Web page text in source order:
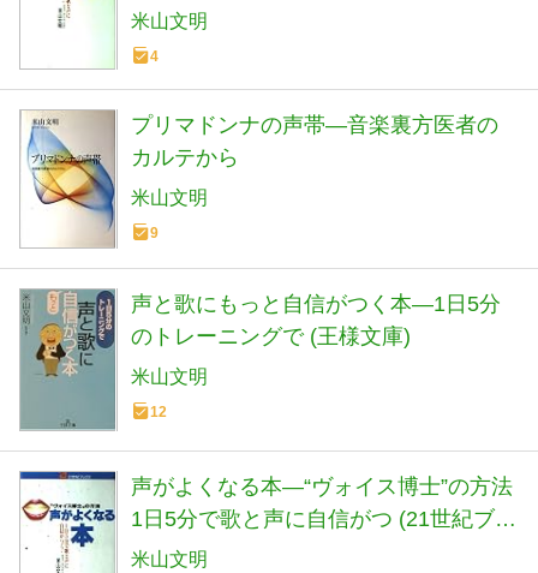
ブックス)
米山文明
4
プリマドンナの声帯―音楽裏方医者の
カルテから
米山文明
9
声と歌にもっと自信がつく本―1日5分
のトレーニングで (王様文庫)
米山文明
12
声がよくなる本―“ヴォイス博士”の方法
1日5分で歌と声に自信がつ (21世紀ブッ
クス)
米山文明